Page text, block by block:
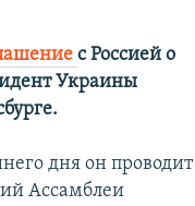
с Россией о
Украины
дня он проводит
Ассамблеи